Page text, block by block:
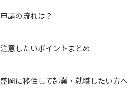
申請の流れは？
注意したいポイントまとめ
盛岡に移住して起業・就職したい方へ